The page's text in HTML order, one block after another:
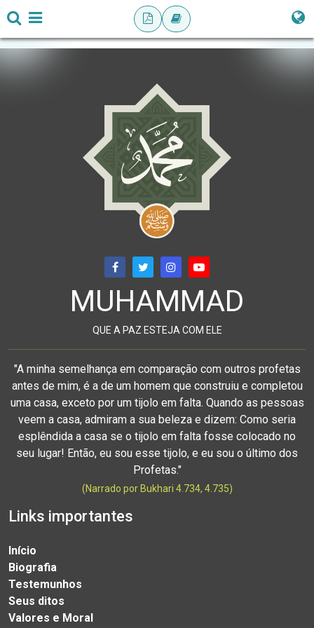
MUHAMMAD
QUE A PAZ ESTEJA COM ELE
"A minha semelhança em comparação com outros profetas
antes de mim, é a de um homem que construiu e completou
uma casa, exceto por um tijolo em falta. Quando as pessoas
veem a casa, admiram a sua beleza e dizem: Como seria
esplêndida a casa se o tijolo em falta fosse colocado no
seu lugar! Então, eu sou esse tijolo, e eu sou o último dos
Profetas."
(Narrado por Bukhari 4.734, 4.735)
Links importantes
Início
Biografia
Testemunhos
Seus ditos
Valores e Moral